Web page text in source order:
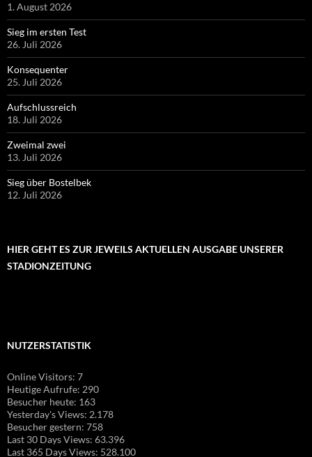
1. August 2026
Sieg im ersten Test
26. Juli 2026
Konsequenter
25. Juli 2026
Aufschlussreich
18. Juli 2026
Zweimal zwei
13. Juli 2026
Sieg über Bostelbek
12. Juli 2026
HIER GEHT ES ZUR JEWEILS AKTUELLEN AUSGABE UNSERER
STADIONZEITUNG
NUTZERSTATISTIK
Online Visitors: 7
Heutige Aufrufe: 290
Besucher heute: 163
Yesterday's Views: 2.178
Besucher gestern: 758
Last 30 Days Views: 63.396
Last 365 Days Views: 528.100